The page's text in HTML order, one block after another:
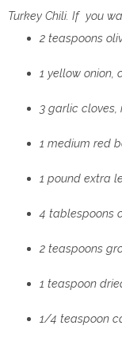
Turkey Chili. If you
2 teaspoons
1 yellow onion,
3 garlic cloves,
1 medium red
1 pound extra
4 tablespoons
2 teaspoons
1 teaspoon
1/4 teaspoon